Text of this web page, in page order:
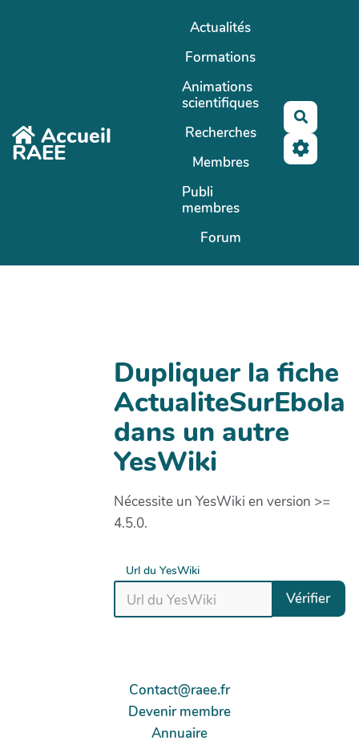
Accueil
RAEE
Actualités
Formations
Animations
scientifiques
Recherches
Membres
Publi
membres
Forum
Dupliquer la fiche
ActualiteSurEbola
dans un autre
YesWiki
Nécessite un YesWiki en version >=
4.5.0.
Url du YesWiki
Vérifier
Contact@raee.fr
Devenir membre
Annuaire